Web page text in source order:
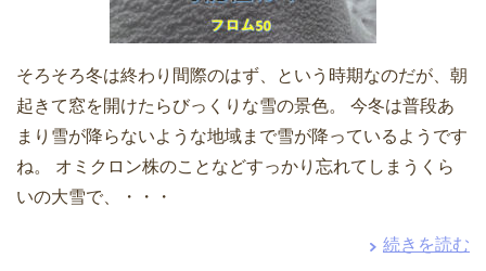
そろそろ冬は終わり間際のはず、という時期なのだが、朝
起きて窓を開けたらびっくりな雪の景色。 今冬は普段あ
まり雪が降らないような地域まで雪が降っているようです
ね。 オミクロン株のことなどすっかり忘れてしまうくら
いの大雪で、・・・
続きを読む